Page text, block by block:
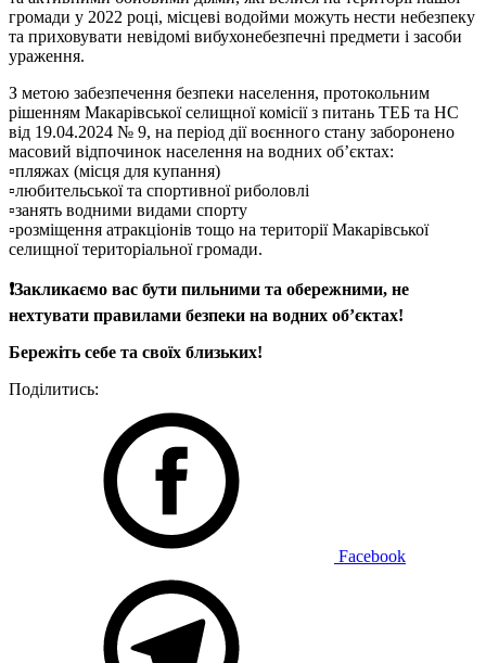
громади у 2022 році, місцеві водойми можуть нести небезпеку
та приховувати невідомі вибухонебезпечні предмети і засоби
ураження.
З метою забезпечення безпеки населення, протокольним
рішенням Макарівської селищної комісії з питань ТЕБ та НС
від 19.04.2024 № 9, на період дії воєнного стану заборонено
масовий відпочинок населення на водних об’єктах:
▫️пляжах (місця для купання)
▫️любительської та спортивної риболовлі
▫️занять водними видами спорту
▫️розміщення атракціонів тощо на території Макарівської
селищної територіальної громади.
❗️Закликаємо вас бути пильними та обережними, не
нехтувати правилами безпеки на водних об’єктах!
Бережіть себе та своїх близьких!
Поділитись:
Facebook